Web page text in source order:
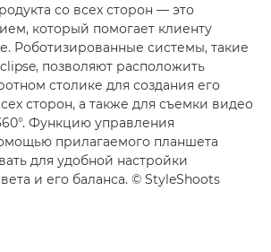
со всех сторон — это
который помогает клиенту
Роботизированные системы, такие
позволяют расположить
столике для создания его
сторон, а также для съемки видео
Функцию управления
прилагаемого планшета
для удобной настройки
и его баланса. © StyleShoots